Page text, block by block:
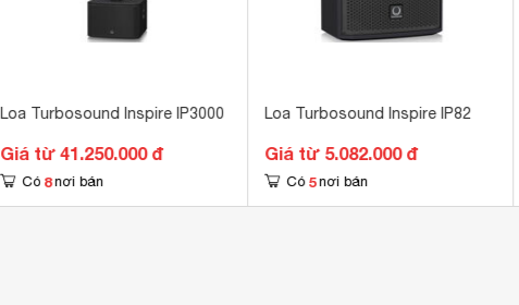
Loa Turbosound Inspire IP3000
Giá từ 41.250.000 đ
Có 8 nơi bán
Loa Turbosound Inspire IP82
Giá từ 5.082.000 đ
Có 5 nơi bán